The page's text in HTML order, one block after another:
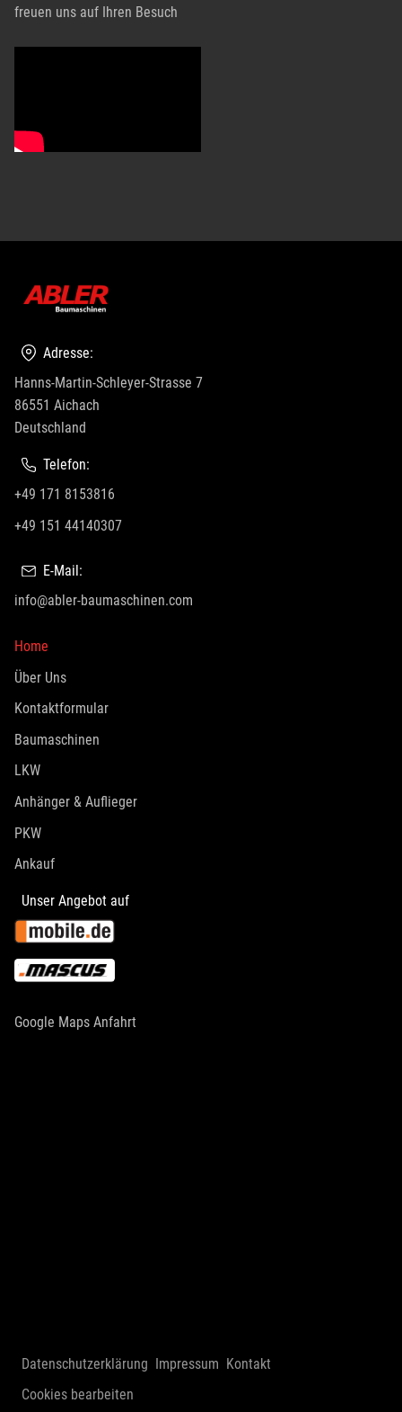
freuen uns auf Ihren Besuch
Adresse:
Hanns-Martin-Schleyer-Strasse 7
86551 Aichach
Deutschland
Telefon:
+49 171 8153816
+49 151 44140307
E-Mail:
info@abler-baumaschinen.com
Home
Über Uns
Kontaktformular
Baumaschinen
LKW
Anhänger & Auflieger
PKW
Ankauf
Unser Angebot auf
Google Maps Anfahrt
Datenschutzerklärung Impressum Kontakt
Cookies bearbeiten